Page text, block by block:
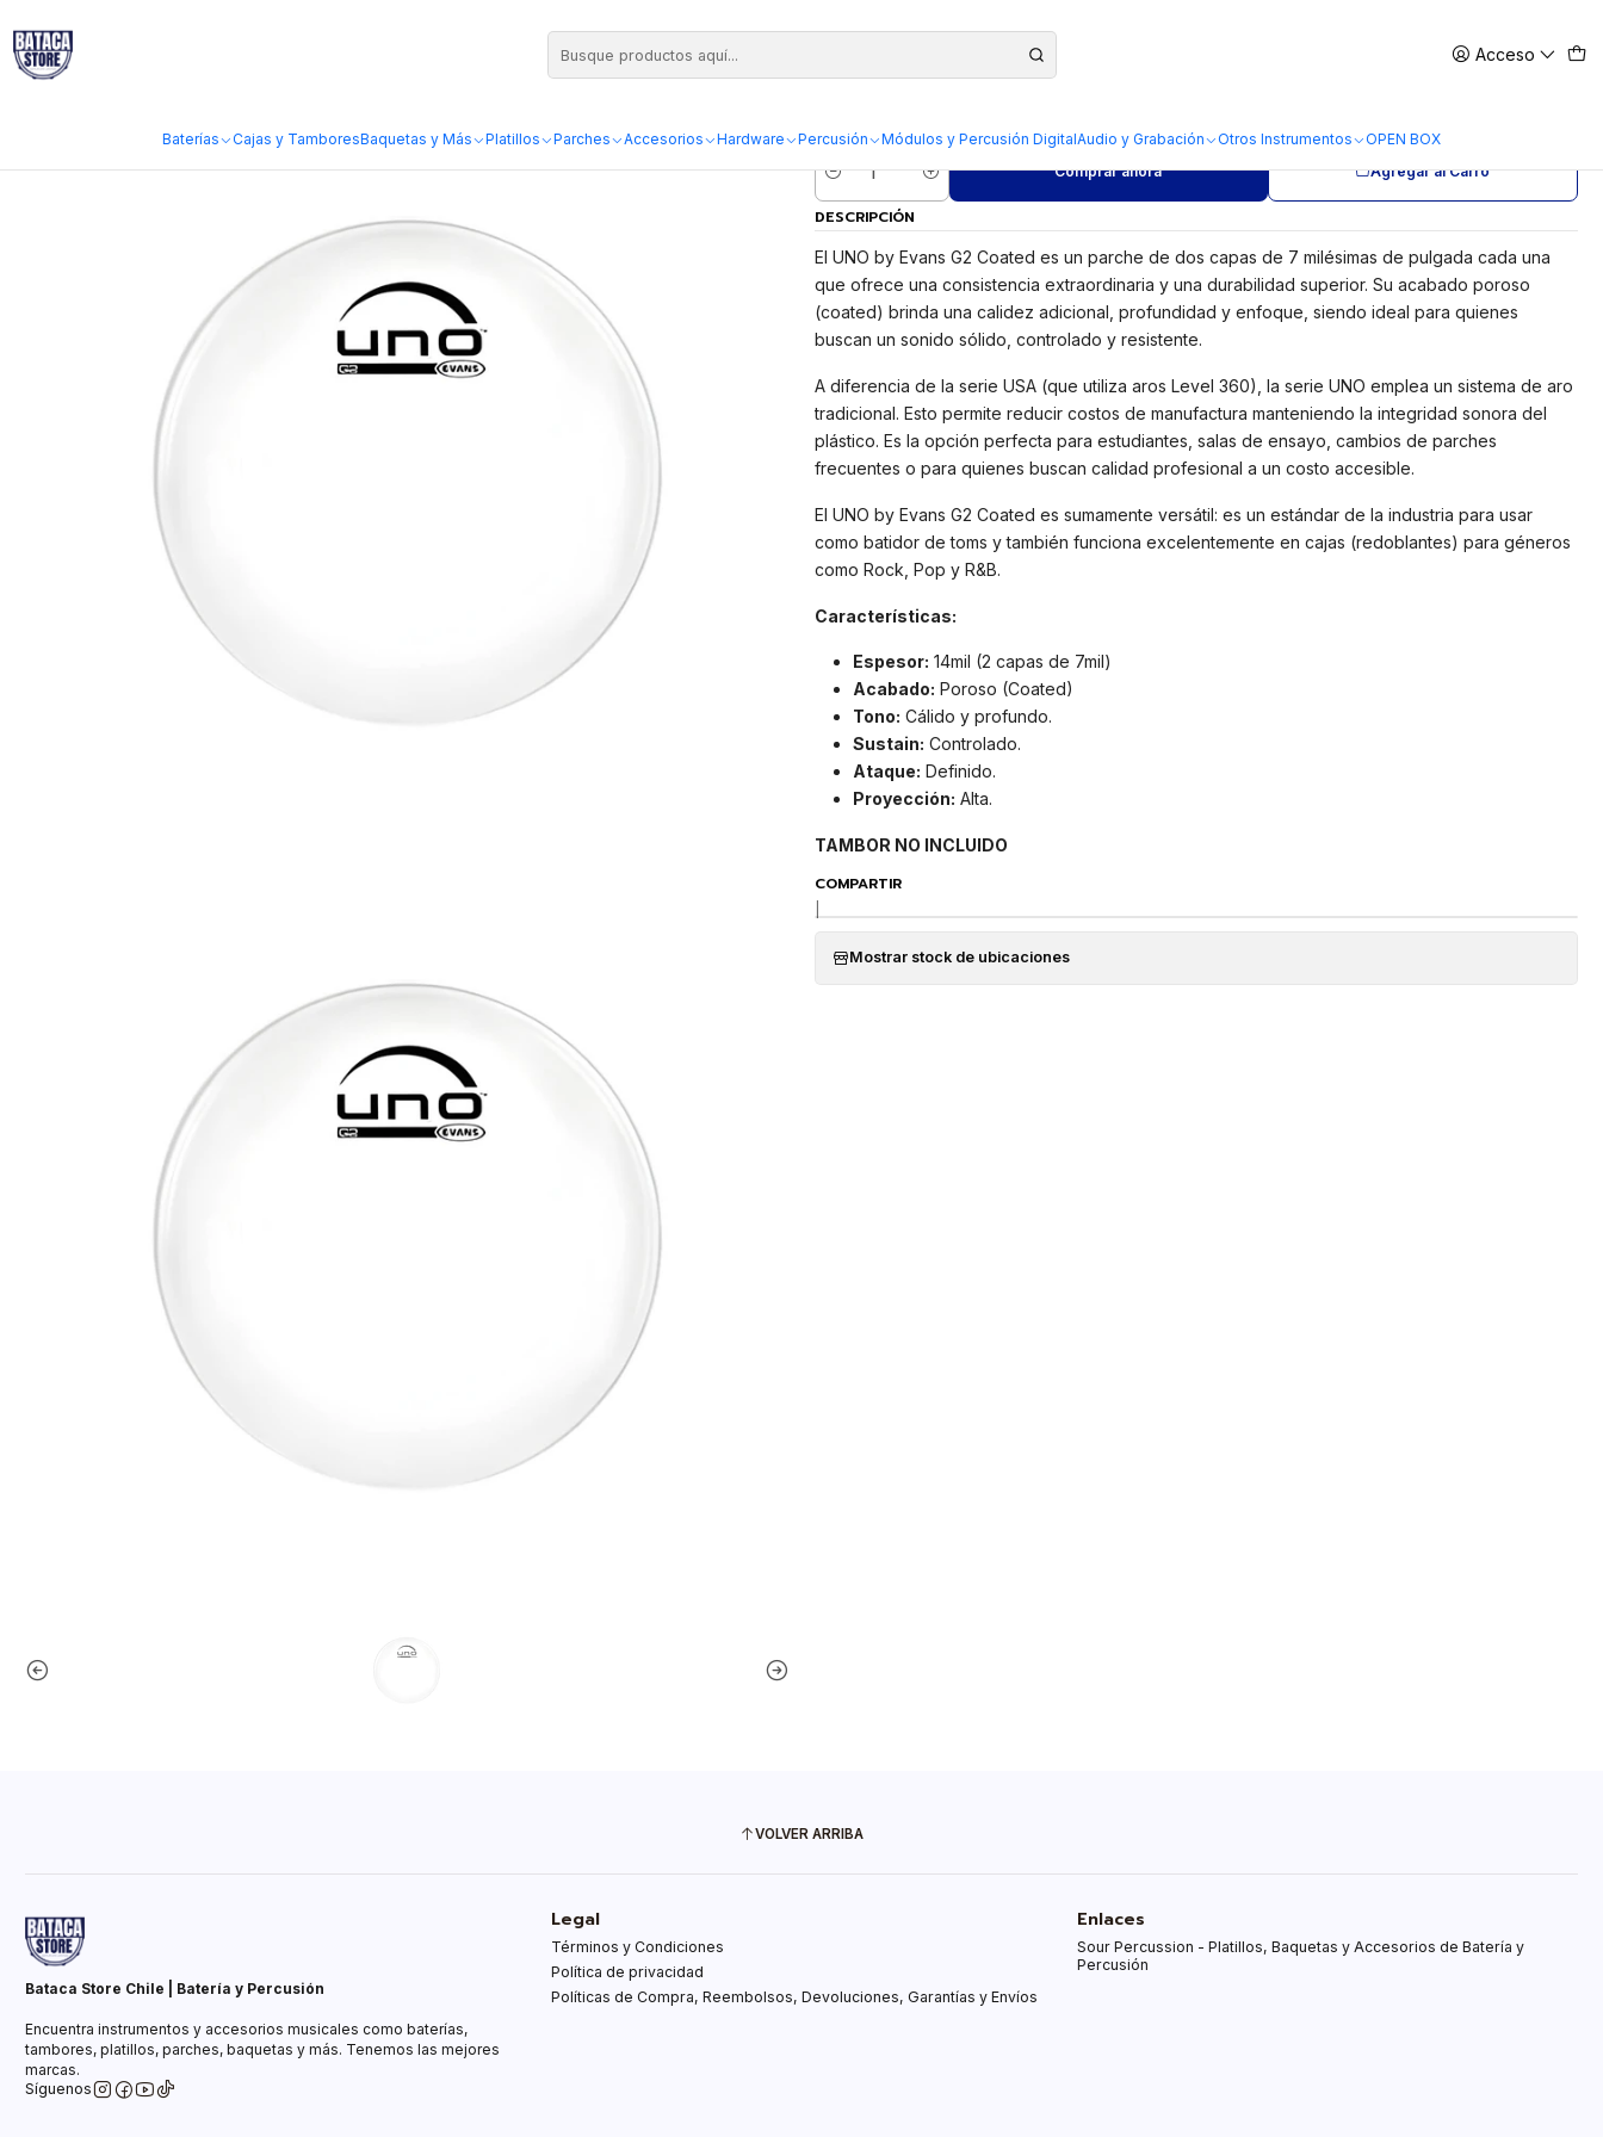
Acceso
Baterías Cajas y TamboresBaquetas y Más Platillos Parches Accesorios Hardware Percusión Módulos y Percusión DigitalAudio y Grabación Otros Instrumentos OPEN BOX
Cantidad
Agregar al Carro
Comprar ahora
DESCRIPCIÓN
El UNO by Evans G2 Coated es un parche de dos capas de 7 milésimas de pulgada cada una
que ofrece una consistencia extraordinaria y una durabilidad superior. Su acabado poroso
(coated) brinda una calidez adicional, profundidad y enfoque, siendo ideal para quienes
buscan un sonido sólido, controlado y resistente.
A diferencia de la serie USA (que utiliza aros Level 360), la serie UNO emplea un sistema de aro
tradicional. Esto permite reducir costos de manufactura manteniendo la integridad sonora del
plástico. Es la opción perfecta para estudiantes, salas de ensayo, cambios de parches
frecuentes o para quienes buscan calidad profesional a un costo accesible.
El UNO by Evans G2 Coated es sumamente versátil: es un estándar de la industria para usar
como batidor de toms y también funciona excelentemente en cajas (redoblantes) para géneros
como Rock, Pop y R&B.
Características:
Espesor: 14mil (2 capas de 7mil)
Acabado: Poroso (Coated)
Tono: Cálido y profundo.
Sustain: Controlado.
Ataque: Definido.
Proyección: Alta.
TAMBOR NO INCLUIDO
COMPARTIR
Mostrar stock de ubicaciones
VOLVER ARRIBA
Bataca Store Chile | Batería y Percusión
Encuentra instrumentos y accesorios musicales como baterías,
tambores, platillos, parches, baquetas y más. Tenemos las mejores
marcas.
Síguenos
Legal
Términos y Condiciones
Política de privacidad
Políticas de Compra, Reembolsos, Devoluciones, Garantías y Envíos
Enlaces
Sour Percussion - Platillos, Baquetas y Accesorios de Batería y
Percusión